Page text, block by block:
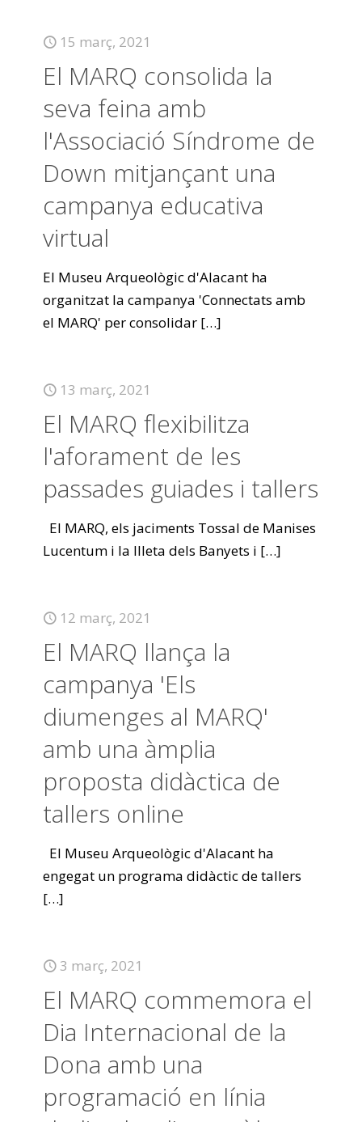
15 març, 2021
El MARQ consolida la
seva feina amb
l'Associació Síndrome de
Down mitjançant una
campanya educativa
virtual
El Museu Arqueològic d'Alacant ha
organitzat la campanya 'Connectats amb
el MARQ' per consolidar […]
13 març, 2021
El MARQ flexibilitza
l'aforament de les
passades guiades i tallers
El MARQ, els jaciments Tossal de Manises
Lucentum i la Illeta dels Banyets i […]
12 març, 2021
El MARQ llança la
campanya 'Els
diumenges al MARQ'
amb una àmplia
proposta didàctica de
tallers online
El Museu Arqueològic d'Alacant ha
engegat un programa didàctic de tallers
[…]
3 març, 2021
El MARQ commemora el
Dia Internacional de la
Dona amb una
programació en línia